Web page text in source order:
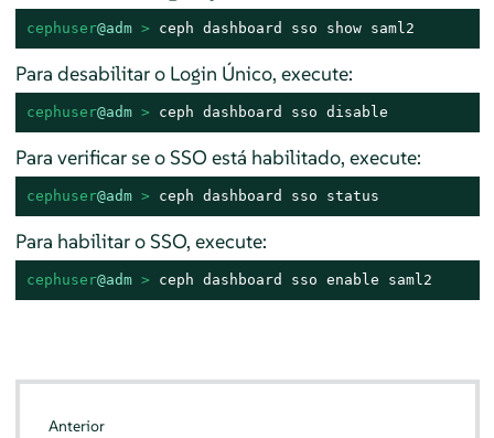
cephuser@adm > ceph dashboard sso show saml2
Para desabilitar o Login Único, execute:
cephuser@adm > ceph dashboard sso disable
Para verificar se o SSO está habilitado, execute:
cephuser@adm > ceph dashboard sso status
Para habilitar o SSO, execute:
cephuser@adm > ceph dashboard sso enable saml2
Anterior